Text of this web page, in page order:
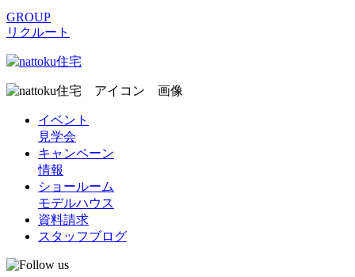
GROUP
リクルート
イベント
見学会
キャンペーン
情報
ショールーム
モデルハウス
資料請求
スタッフブログ